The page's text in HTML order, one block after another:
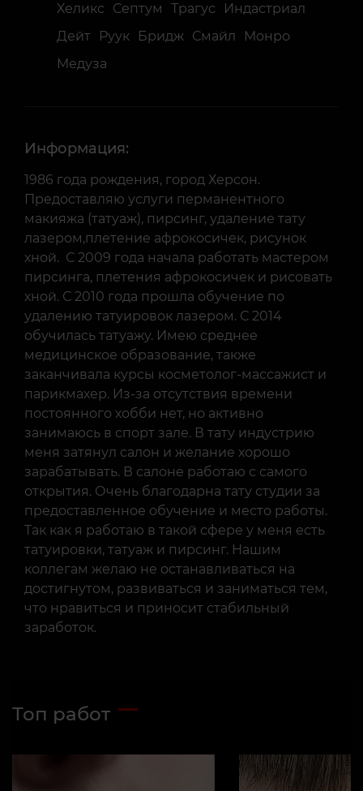
Хеликс Септум Трагус
Индастриал
Дейт
Руук Бридж Смайл
Монро
Медуза
Информация:
1986 года рождения, город Херсон.
Предоставляю услуги перманентного
макияжа (татуаж), пирсинг, удаление тату
лазером,плетение афрокосичек, рисунок
хной. С 2009 года начала работать мастером
пирсинга, плетения афрокосичек и рисовать
хной. С 2010 года прошла обучение по
удалению татуировок лазером. С 2014
обучилась татуажу. Имею среднее
медицинское образование, также
заканчивала курсы косметолог-массажист и
парикмахер. Из-за отсутствия времени
постоянного хобби нет, но активно
занимаюсь в спорт зале. В тату индустрию
меня затянул салон и желание хорошо
зарабатывать. В салоне работаю с самого
открытия. Очень благодарна тату студии за
предоставленное обучение и место работы.
Так как я работаю в такой сфере у меня есть
татуировки, татуаж и пирсинг. Нашим
коллегам желаю не останавливаться на
достигнутом, развиваться и заниматься тем,
что нравиться и приносит стабильный
заработок.
Топ работ